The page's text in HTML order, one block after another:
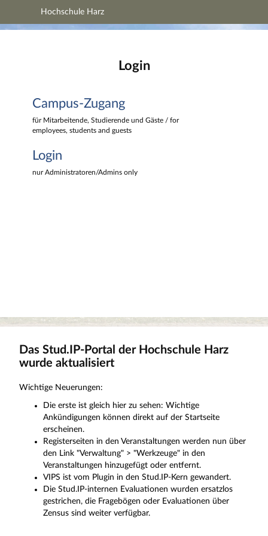
Hauptnavigation
Fußzeile
Hochschule Harz
Login
Campus-Zugang
für Mitarbeitende, Studierende und Gäste / for
employees, students and guests
Login
nur Administratoren/Admins only
Das Stud.IP-Portal der Hochschule Harz
wurde aktualisiert
Wichtige Neuerungen:
Die erste ist gleich hier zu sehen: Wichtige
Ankündigungen können direkt auf der Startseite
erscheinen.
Registerseiten in den Veranstaltungen werden nun über
den Link "Verwaltung" > "Werkzeuge" in den
Veranstaltungen hinzugefügt oder entfernt.
VIPS ist vom Plugin in den Stud.IP-Kern gewandert.
Die Stud.IP-internen Evaluationen wurden ersatzlos
gestrichen, die Fragebögen oder Evaluationen über
Zensus sind weiter verfügbar.